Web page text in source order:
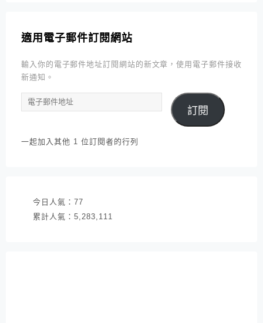
適用電子郵件訂閱網站
輸入你的電子郵件地址訂閱網站的新文章，使用電子郵件接收
新通知。
電
子
件
訂閱
一起加入其他 1 位訂閱者的行列
今日人氣： 77
累計人氣： 5,283,111